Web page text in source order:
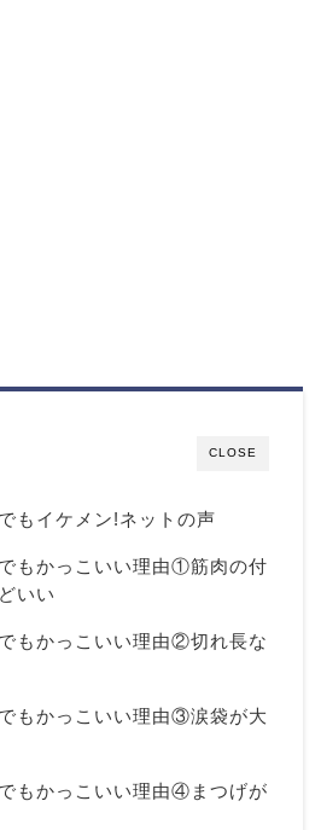
CLOSE
もイケメン!ネットの声
もかっこいい理由①筋肉の付
いい
もかっこいい理由②切れ長な
もかっこいい理由③涙袋が大
もかっこいい理由④まつげが